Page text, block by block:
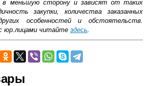
меньшую сторону и зависят от таких
закупки, количества заказанных
особенностей и обстоятельств.
юр.лицами читайте здесь.